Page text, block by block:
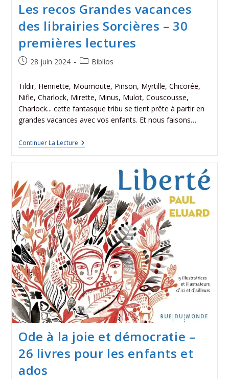
Les recos Grandes vacances
des librairies Sorcières – 30
premières lectures
28 juin 2024 Biblios
Tildir, Henriette, Moumoute, Pinson, Myrtille, Chicorée,
Nifle, Charlock, Mirette, Minus, Mulot, Couscousse,
Charlock... cette fantasque tribu se tient prête à partir en
grandes vacances avec vos enfants. Et nous faisons…
Continuer La Lecture
Ode à la joie et démocratie –
26 livres pour les enfants et
ados